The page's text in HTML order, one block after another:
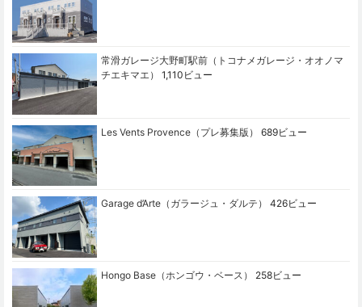
常滑ガレージ大野町駅前（トコナメガレージ・オオノマ
チエキマエ）
1,110ビュー
Les Vents Provence（プレ募集版） 689ビュー
Garage d’Arte（ガラージュ・ダルテ） 426ビュー
Hongo Base（ホンゴウ・ベース） 258ビュー